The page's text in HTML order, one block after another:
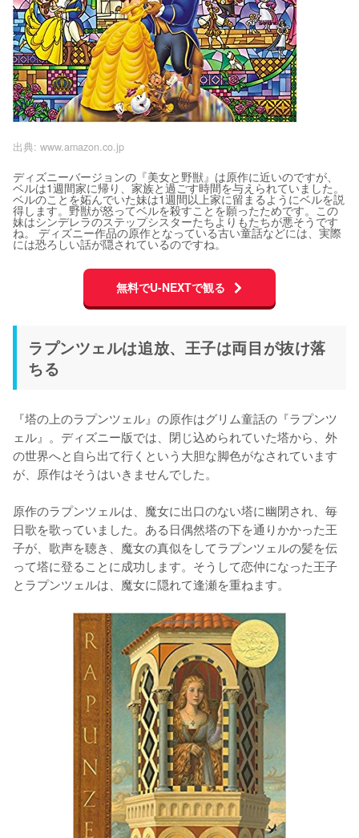
出典: www.amazon.co.jp
ディズニーバージョンの『美女と野獣』は原作に近いのですが、
ベルは1週間家に帰り、家族と過ごす時間を与えられていました。
ベルのことを妬んでいた妹は1週間以上家に留まるようにベルを説
得します。野獣が怒ってベルを殺すことを願ったためです。この
妹はシンデレラのステップシスターたちよりもたちが悪そうです
ね。 ディズニー作品の原作となっている古い童話などには、実際
には恐ろしい話が隠されているのですね。
無料でU-NEXTで観る
ラプンツェルは追放、王子は両目が抜け落
ちる
『塔の上のラプンツェル』の原作はグリム童話の『ラプンツ
ェル』。ディズニー版では、閉じ込められていた塔から、外
の世界へと自ら出て行くという大胆な脚色がなされています
が、原作はそうはいきませんでした。
原作のラプンツェルは、魔女に出口のない塔に幽閉され、毎
日歌を歌っていました。ある日偶然塔の下を通りかかった王
子が、歌声を聴き、魔女の真似をしてラプンツェルの髪を伝
って塔に登ることに成功します。そうして恋仲になった王子
とラプンツェルは、魔女に隠れて逢瀬を重ねます。